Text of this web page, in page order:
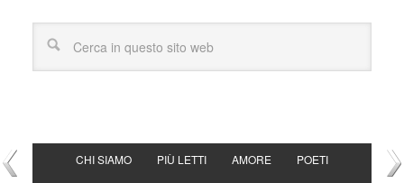
CHI SIAMO PIÙ LETTI AMORE POETI